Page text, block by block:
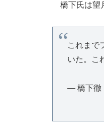
橋下氏は望
これまで
いた。こ
— 橋下徹